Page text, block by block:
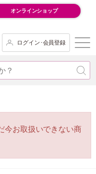
オンラインショップ
ログイン･会員登録
今お取扱いできない商